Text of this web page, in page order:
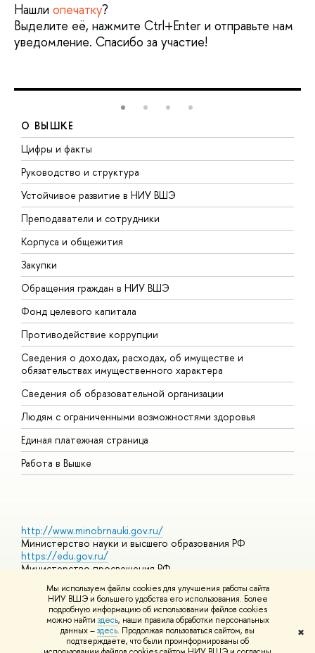
Мы используем файлы cookies для улучшения работы сайта
НИУ ВШЭ и большего удобства его использования. Более
подробную информацию об использовании файлов cookies
можно найти здесь, наши правила обработки персональных
данных –здесь. Продолжая пользоваться сайтом, вы
подтверждаете, что были проинформированы об
✖
Нашли опечатку?
Выделите её, нажмите Ctrl+Enter и отправьте нам
уведомление. Спасибо за участие!
О ВЫШКЕ
Цифры и факты
Руководство и структура
Устойчивое развитие в НИУ ВШЭ
Преподаватели и сотрудники
Корпуса и общежития
Закупки
Обращения граждан в НИУ ВШЭ
Фонд целевого капитала
Противодействие коррупции
Сведения о доходах, расходах, об имуществе и
обязательствах имущественного характера
Сведения об образовательной организации
Людям с ограниченными возможностями здоровья
Единая платежная страница
Работа в Вышке
http://www.minobrnauki.gov.ru/
Министерство науки и высшего образования РФ
https://edu.gov.ru/
Министерство просвещения РФ
https://elearning.hse.ru/mooc
Массовые открытые онлайн-курсы
© НИУ ВШЭ 1993–2026 Адреса и контактыУсловия
использования материалов Политика конфиденциальности